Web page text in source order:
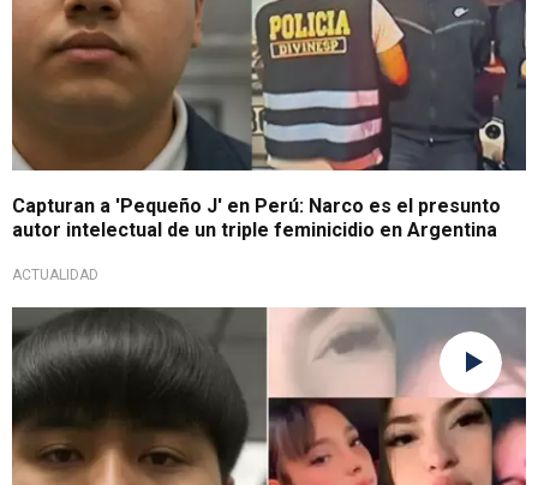
Capturan a 'Pequeño J' en Perú: Narco es el presunto
autor intelectual de un triple feminicidio en Argentina
ACTUALIDAD
Vergonzoso